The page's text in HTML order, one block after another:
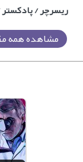
ریسرچر /
مشاهده همه